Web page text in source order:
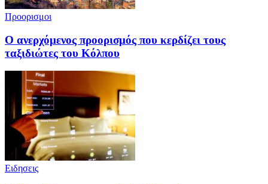
Προορισμοι
Ο ανερχόμενος προορισμός που κερδίζει τους
ταξιδιώτες του Κόλπου
Ειδησεις